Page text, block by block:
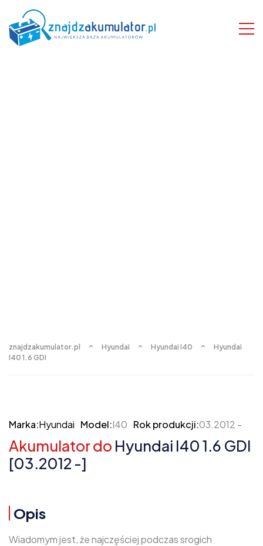
znajdzakumulator.pl Hyundai Hyundai I40
Hyundai
I40 1.6 GDI
Marka:Hyundai Model:I40 Rok produkcji:03.2012 -
Akumulator do Hyundai I40 1.6 GDI
[03.2012 -]
Opis
Wiadomym jest, że najczęściej podczas srogich